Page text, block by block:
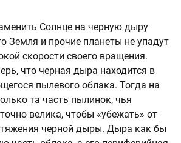
Солнце на черную дыру
Земля и прочие планеты не упадут
скорости своего вращения.
что черная дыра находится в
пылевого облака. Тогда на
та часть пылинок, чья
велика, чтобы «убежать» от
черной дыры. Дыра как бы